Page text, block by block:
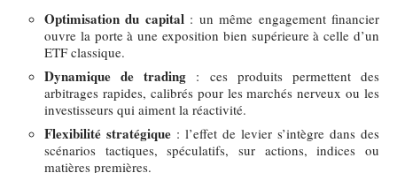
Optimisation du capital : un même engagement financier
ouvre la porte à une exposition bien supérieure à celle d’un
ETF classique.
Dynamique de trading : ces produits permettent des
arbitrages rapides, calibrés pour les marchés nerveux ou les
investisseurs qui aiment la réactivité.
Flexibilité stratégique : l’effet de levier s’intègre dans des
scénarios tactiques, spéculatifs, sur actions, indices ou
matières premières.